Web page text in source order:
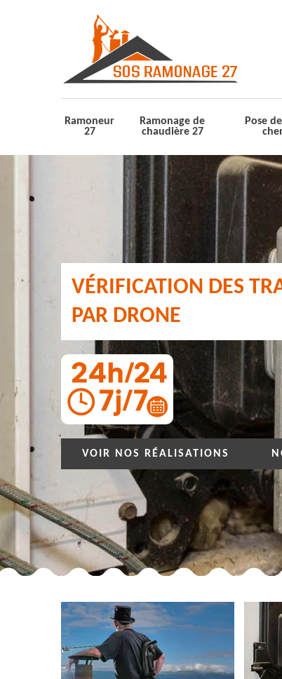
Ramoneur
27
Ramonage de
chaudière 27
Pose
VÉRIFICATION DES
PAR DRONE
VOIR NOS RÉALISATIONS